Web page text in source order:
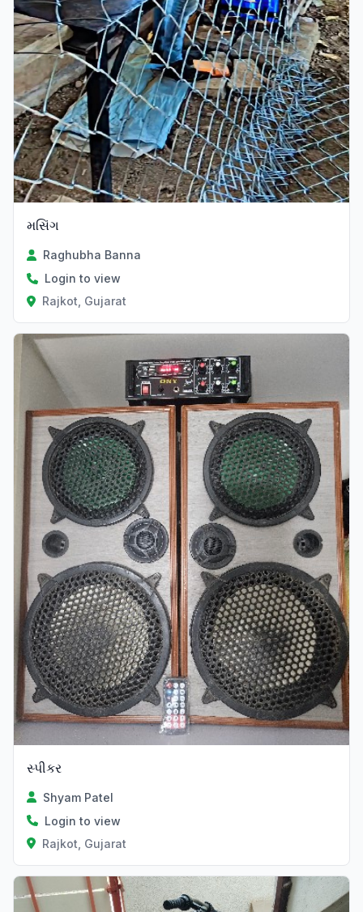
મસિંગ
Raghubha Banna
Login to view
Rajkot, Gujarat
સ્પીકર
Shyam Patel
Login to view
Rajkot, Gujarat